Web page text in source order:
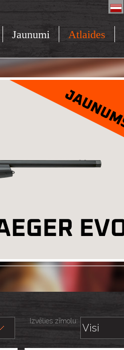
Jaunumi Atlaides
Izvēlies zīmolu: